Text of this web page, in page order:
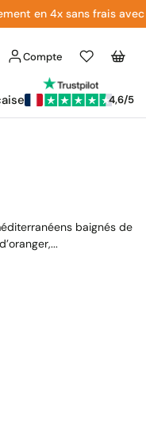
en 4x sans frais avec
Compte
Liste
d'envies
Panier
4,6/5
baignés de